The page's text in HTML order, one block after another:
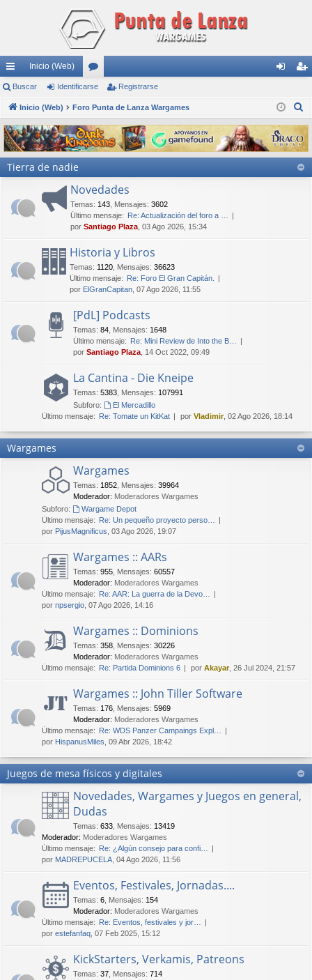
nl
ac
es
rá
pi
Inicio (Web)
or
os nti
fic
ar
ist
ra
rs
e
Buscar Identificarse Registrarse
Inicio (Web) Foro Punta de Lanza Wargames
s
c
Tierra de nadie
Novedades
Temas: 143 Mensajes: 3602
Último mensaje: Re: Actualización del foro a …
por Santiago Plaza , 03 Ago 2026, 15:34
Historia y Libros
Temas: 1120 Mensajes: 36623
Último mensaje: Re: Foro El Gran Capitán.
por ElGranCapitan , 07 Ago 2026, 11:55
[PdL] Podcasts
Temas: 84 Mensajes: 1648
Último mensaje: Re: Mini Review de Into the B…
por Santiago Plaza , 14 Oct 2022, 09:49
La Cantina - Die Kneipe
Temas: 5383 Mensajes: 107991
Subforo:
El Mercadillo
Último mensaje: Re: Tomate un KitKat por Vladimir, 02 Ago 2026, 18:14
Wargames
Wargames
Temas: 1852 Mensajes: 39964
Moderador: Moderadores Wargames
Subforo:
Wargame Depot
Último mensaje: Re: Un pequeño proyecto perso…
por PijusMagnificus , 03 Ago 2026, 19:07
Wargames :: AARs
Temas: 955 Mensajes: 60557
Moderador: Moderadores Wargames
Último mensaje: Re: AAR: La guerra de la Devo…
por npsergio , 07 Ago 2026, 14:16
Wargames :: Dominions
Temas: 358 Mensajes: 30226
Moderador: Moderadores Wargames
Último mensaje: Re: Partida Dominions 6 por Akayar, 26 Jul 2024, 21:57
Wargames :: John Tiller Software
Temas: 176 Mensajes: 5969
Moderador: Moderadores Wargames
Último mensaje: Re: WDS Panzer Campaings Expl…
por HispanusMiles , 09 Abr 2026, 18:42
Juegos de mesa físicos y digitales
Novedades, Wargames y Juegos en general,
Dudas
Temas: 633 Mensajes: 13419
Moderador: Moderadores Wargames
Último mensaje: Re: ¿Algún consejo para confi…
por MADREPUCELA , 04 Ago 2026, 11:56
Eventos, Festivales, Jornadas....
Temas: 6 Mensajes: 154
Moderador: Moderadores Wargames
Último mensaje: Re: Eventos, festivales y jor…
por estefanfaq , 07 Feb 2025, 15:12
KickStarters, Verkamis, Patreons
Temas: 37 Mensajes: 714